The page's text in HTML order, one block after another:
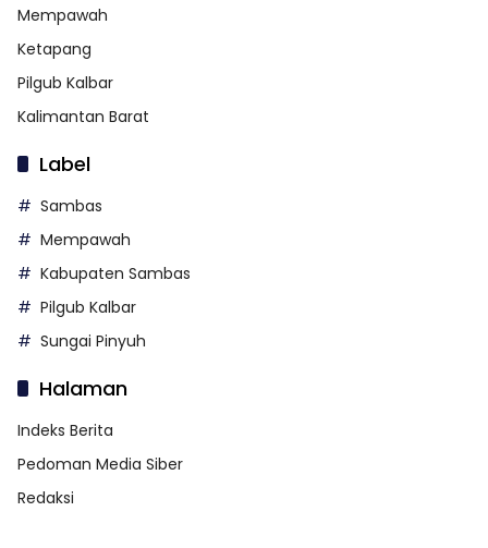
Mempawah
Ketapang
Pilgub Kalbar
Kalimantan Barat
Label
Sambas
Mempawah
Kabupaten Sambas
Pilgub Kalbar
Sungai Pinyuh
Halaman
Indeks Berita
Pedoman Media Siber
Redaksi